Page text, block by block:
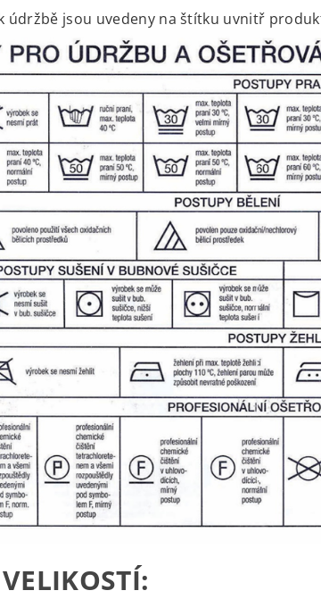
údržbě jsou uvedeny na štítku uvnitř